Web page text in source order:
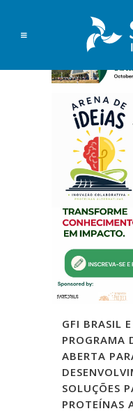
GFI BRASIL
PROGRAMA
ABERTA
SOLUÇÕES
PROTEÍNAS